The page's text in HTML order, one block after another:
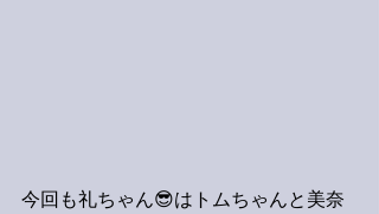
今回も礼ちゃん😎はトムちゃんと美奈